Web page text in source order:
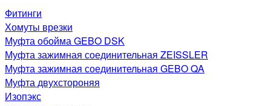
Фитинги
Хомуты врезки
Муфта обойма GEBO DSK
Муфта зажимная соединительная ZEISSLER
Муфта зажимная соединительная GEBO QA
Муфта двухстороняя
Изопэкс